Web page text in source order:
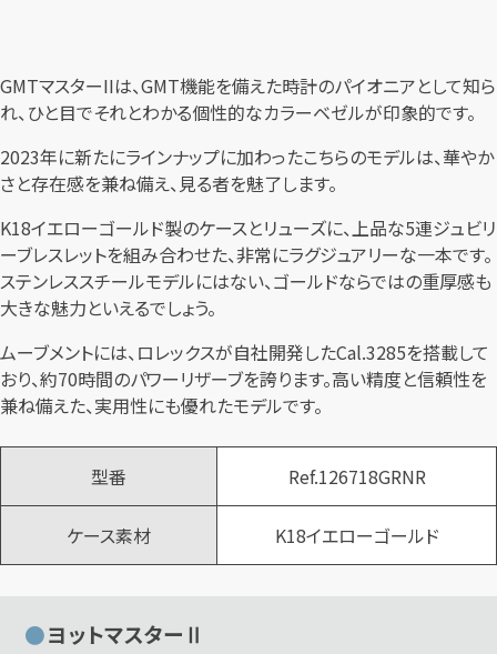
GMTマスターIIは、GMT機能を備えた時計のパイオニアとして知ら
れ、ひと目でそれとわかる個性的なカラーベゼルが印象的です。
2023年に新たにラインナップに加わったこちらのモデルは、華やか
さと存在感を兼ね備え、見る者を魅了します。
K18イエローゴールド製のケースとリューズに、上品な5連ジュビリ
ーブレスレットを組み合わせた、非常にラグジュアリーな一本です。
ステンレススチールモデルにはない、ゴールドならではの重厚感も
大きな魅力といえるでしょう。
ムーブメントには、ロレックスが自社開発したCal.3285を搭載して
おり、約70時間のパワーリザーブを誇ります。高い精度と信頼性を
兼ね備えた、実用性にも優れたモデルです。
型番 Ref.126718GRNR
ケース素材 K18イエローゴールド
ヨットマスターⅡ